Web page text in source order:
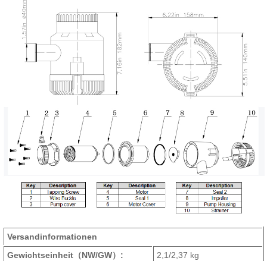
Versandinformationen
Gewichtseinheit （NW/GW） :
2,1/2,37 kg